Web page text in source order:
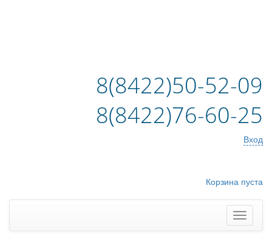
8(8422)50-52-09
8(8422)76-60-25
Вход
Корзина пуста